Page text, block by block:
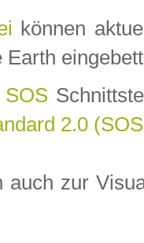
können
Earth
SOS
2.0
auch zur